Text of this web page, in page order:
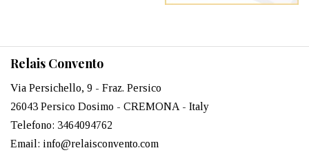
Relais Convento
Via Persichello, 9 - Fraz. Persico
26043 Persico Dosimo - CREMONA - Italy
Telefono: 3464094762
Email: info@relaisconvento.com